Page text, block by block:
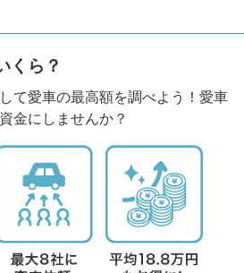
くら？
て愛車の最高額を調べよう！愛車
金にしませんか？